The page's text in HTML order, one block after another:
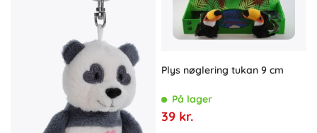
Plys nøglering tukan 9 cm
På lager
39 kr.